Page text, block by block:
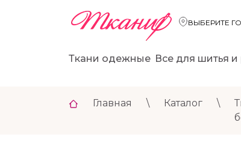
ВЫБЕРИТЕ
Ткани одежные Все для шитья
Главная \ Каталог \